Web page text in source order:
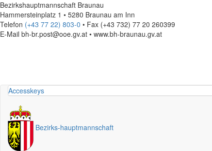
Bezirkshauptmannschaft Braunau
Hammersteinplatz 1 • 5280 Braunau am Inn
Telefon (+43 77 22) 803-0 • Fax (+43 732) 77 20 260399
E-Mail bh-br.post@ooe.gv.at • www.bh-braunau.gv.at
Accesskeys
Bezirks-hauptmannschaft